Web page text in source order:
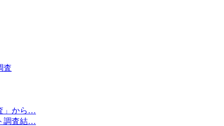
査
」から…
調査結…